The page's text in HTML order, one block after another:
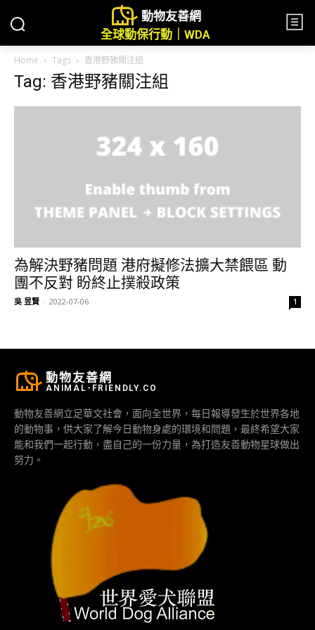
動物友善網
全球動保行動｜WDA
Home Tags 香港野豬關注組
Tag: 香港野豬關注組
為解決野豬問題 港府擬修法擴大禁餵區 動
團不反對 盼終止撲殺政策
吳 昱賢 - 2022-07-06 1
動物友善網
ANIMAL-FRIENDLY.CO
動物友善網立足華文社會，面向全世界，每日報導發生於世界各地
的動物事，供大家了解今日動物身處的環境和問題，最終希望大家
能和我們一起行動，盡自己的一份力量，為打造友善動物星球做出
努力。